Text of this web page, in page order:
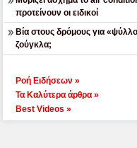
προτείνουν οι ειδικοί
Βία στους δρόμους για
ζούγκλα;
Ροή Ειδήσεων »
Τα Καλύτερα άρθρα »
Best Videos »